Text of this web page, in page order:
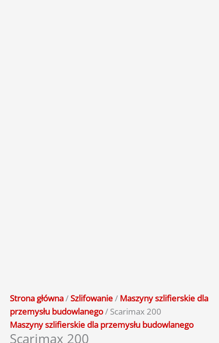
Strona główna/Szlifowanie/ Maszyny szlifierskie dla
przemysłu budowlanego/ Scarimax 200
Maszyny szlifierskie dla przemysłu budowlanego
Scarimax 200